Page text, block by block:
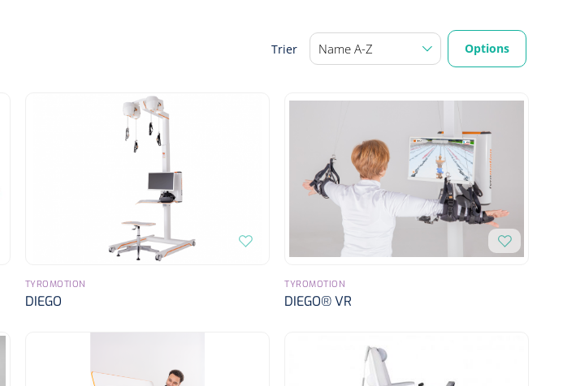
Trier Options
TYROMOTION
DIEGO
TYROMOTION
DIEGO® VR